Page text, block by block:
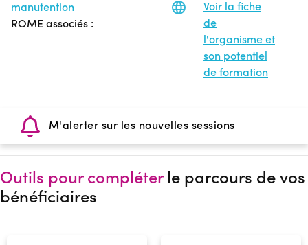
manutention
ROME associés : -
Voir la fiche
de
l'organisme et
son potentiel
de formation
M'alerter sur les nouvelles sessions
Outils pour compléterle parcours de vos
bénéficiaires